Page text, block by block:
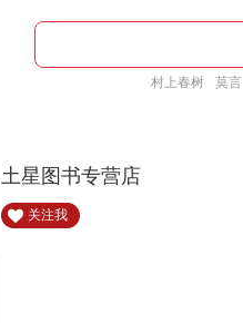
村上春树 莫言
土星图书专营店
关注我